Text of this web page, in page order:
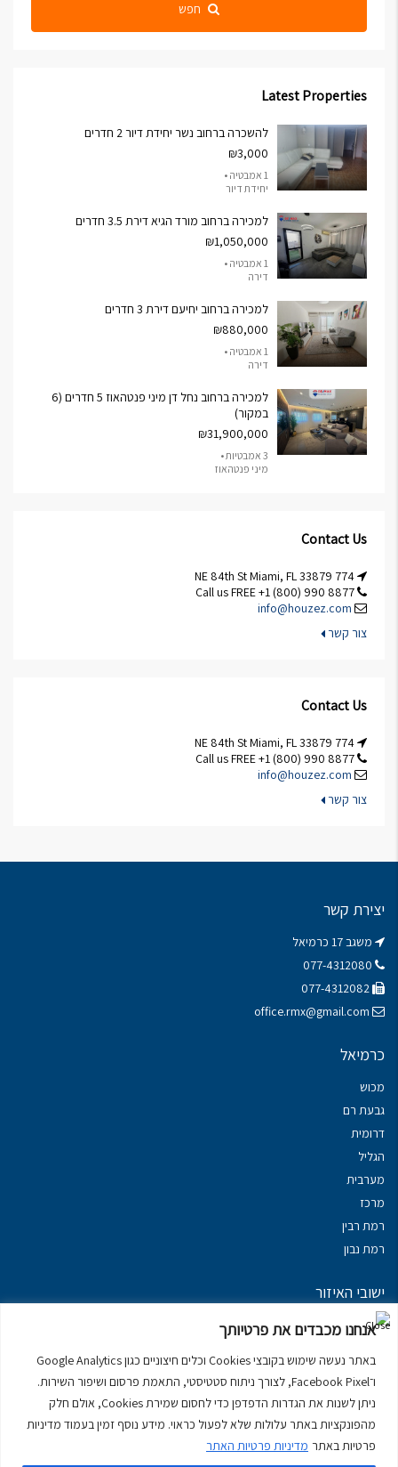
אנחנו מכבדים את פרטיותך
באתר נעשה שימוש בקובצי Cookies וכלים חיצוניים כגון Google Analytics
ו־Facebook Pixel, לצורך ניתוח סטטיסטי, התאמת פרסום ושיפור השירות.
ניתן לשנות את הגדרות הדפדפן כדי לחסום שמירת Cookies, אולם חלק
מהפונקציות באתר עלולות שלא לפעול כראוי. מידע נוסף זמין בעמוד מדיניות
פרטיות באתר מדיניות פרטיות האתר
חפש
Latest Properties
להשכרה ברחוב נשר יחידת דיור 2 חדרים
₪3,000
1 אמבטיה •
יחידת דיור
למכירה ברחוב מורד הגיא דירת 3.5 חדרים
₪1,050,000
1 אמבטיה •
דירה
למכירה ברחוב יחיעם דירת 3 חדרים
₪880,000
1 אמבטיה •
דירה
למכירה ברחוב נחל דן מיני פנטהאוז 5 חדרים (6
במקור)
₪31,900,000
3 אמבטיות •
מיני פנטהאוז
Contact Us
info@houzez.com
צור קשר
Contact Us
info@houzez.com
צור קשר
יצירת קשר
משגב 17 כרמיאל
office.rmx@gmail.com
כרמיאל
מכוש
גבעת רם
דרומית
הגליל
מערבית
מרכז
רמת רבין
רמת נבון
ישובי האיזור
נכסים במשגב
מרום הגליל